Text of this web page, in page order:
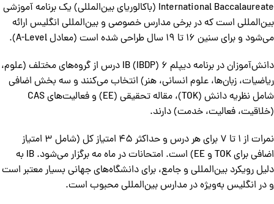
International Baccalaureate (باکالوریای بین‌المللی) یک برنامه آموزشی
بین‌المللی است که در برخی مدارس خصوصی و بین‌المللی انگلیس ارائه
می‌شود و برای سنین 16 تا 19 سال طراحی شده است (معادل A-Level).
دانش‌آموزان در برنامه دیپلم IB (IBDP) 6 درس از گروه‌های مختلف (علوم،
ریاضیات، زبان‌ها، علوم انسانی، هنر) انتخاب می‌کنند و سه بخش اضافی
شامل نظریه دانش (TOK)، مقاله تحقیقی (EE) و فعالیت‌های CAS
(خلاقیت، فعالیت، خدمت) دارند.
نمرات از 1 تا 7 برای هر درس و حداکثر 45 امتیاز کل (شامل 3 امتیاز
اضافی برای TOK و EE) است. امتحانات در ماه مه برگزار می‌شود. IB به
دلیل رویکرد بین‌المللی و جامع، برای دانشگاه‌های جهانی بسیار معتبر است
و در انگلیس به‌ویژه در مدارس بین‌المللی محبوب است.